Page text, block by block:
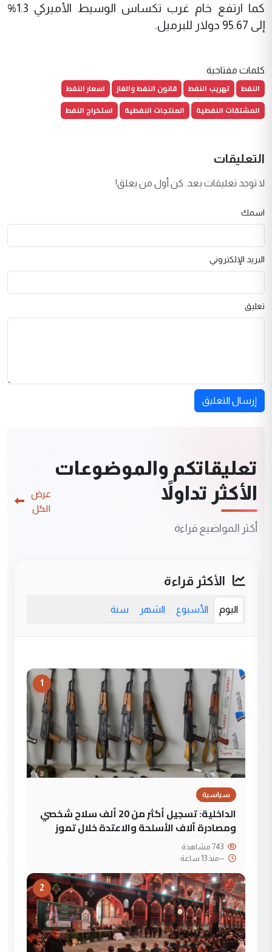
كما ارتفع خام غرب تكساس الوسيط الأميركي 1.3%
إلى 95.67 دولار للبرميل.
كلمات مفتاحية
النفط تهريب النفط قانون النفط والغاز
اسعار النفط
المشتقات النفطية
المنتجات النفطية استخراج النفط
التعليقات
لا توجد تعليقات بعد. كن أول من يعلق!
اسمك
البريد الإلكتروني
تعليق
إرسال التعليق
تعليقاتكم والموضوعات
الأكثر تداولاً
أكثر المواضيع قراءة
عرض
الكل
الأكثر قراءة
اليوم الأسبوع الشهر سنة
1
سياسية
الداخلية: تسجيل أكثر من 20 ألف سلاح شخصي
ومصادرة آلاف الأسلحة والاعتدة خلال تموز
--منذ 13 ساعة
2